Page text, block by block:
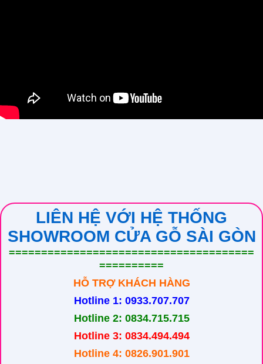
LIÊN HỆ VỚI HỆ THỐNG
SHOWROOM CỬA GỖ SÀI GÒN
======================================
==========
HỖ TRỢ KHÁCH HÀNG
Hotline 1: 0933.707.707
Hotline 2: 0834.715.715
Hotline 3: 0834.494.494
Hotline 4: 0826.901.901